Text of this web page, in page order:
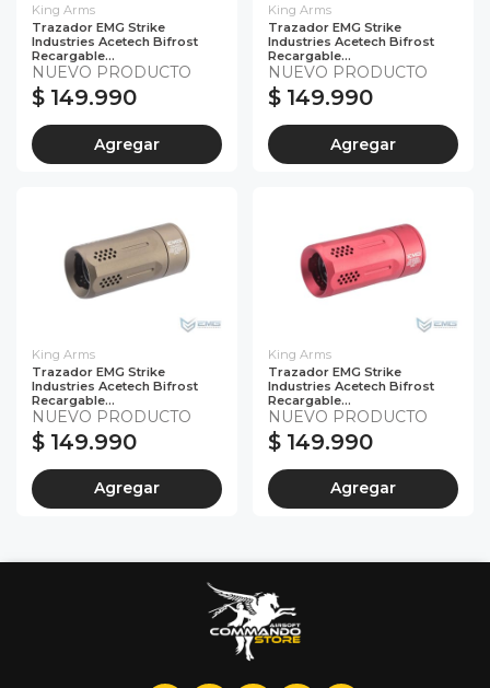
King Arms
Trazador EMG Strike
Industries Acetech Bifrost
Recargable...
NUEVO PRODUCTO
$ 149.990
Agregar
King Arms
Trazador EMG Strike
Industries Acetech Bifrost
Recargable...
NUEVO PRODUCTO
$ 149.990
Agregar
King Arms
Trazador EMG Strike
Industries Acetech Bifrost
Recargable...
NUEVO PRODUCTO
$ 149.990
Agregar
King Arms
Trazador EMG Strike
Industries Acetech Bifrost
Recargable...
NUEVO PRODUCTO
$ 149.990
Agregar